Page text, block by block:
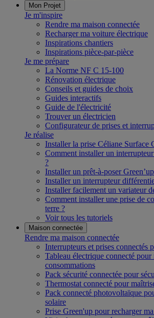
Mon Projet
Je m'inspire
Rendre ma maison connectée
Recharger ma voiture électrique
Inspirations chantiers
Inspirations pièce-par-pièce
Je me prépare
La Norme NF C 15-100
Rénovation électrique
Conseils et guides de choix
Guides interactifs
Guide de l'électricité
Trouver un électricien
Configurateur de prises et
Je réalise
Installer la prise Céliane Surface
Comment installer un
?
Installer un prêt-à-poser
Installer un interrupteur
Installer facilement un variateur
Comment installer une prise de
terre ?
Voir tous les tutoriels
Maison connectée
Rendre ma maison connectée
Interrupteurs et prises connectés
Tableau électrique connecté pour
consommations
Pack sécurité connectée pour
Thermostat connecté pour
Pack connecté photovoltaïque
solaire
Prise Green'up pour recharger